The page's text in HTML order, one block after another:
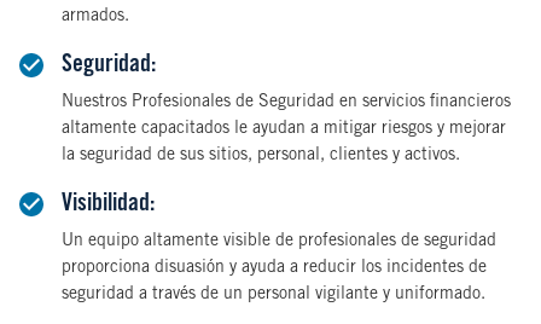
armados.
Seguridad:
Nuestros Profesionales de Seguridad en servicios financieros
altamente capacitados le ayudan a mitigar riesgos y mejorar
la seguridad de sus sitios, personal, clientes y activos.
Visibilidad:
Un equipo altamente visible de profesionales de seguridad
proporciona disuasión y ayuda a reducir los incidentes de
seguridad a través de un personal vigilante y uniformado.